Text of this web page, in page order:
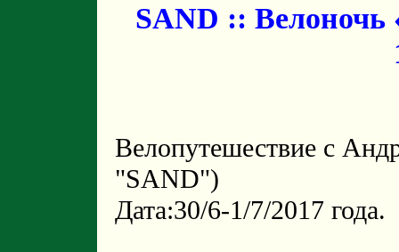
SAND :: Велоночь
Велопутешествие с
"SAND")
Дата:30/6-1/7/2017 года.